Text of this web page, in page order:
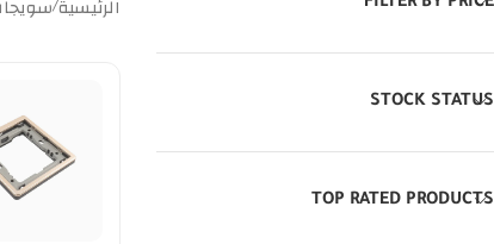
STOCK STATUS
TOP RATED PRODUCTS
الرئيسية/